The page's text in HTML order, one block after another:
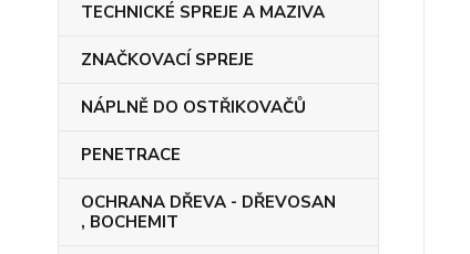
TECHNICKÉ SPREJE A MAZIVA
ZNAČKOVACÍ SPREJE
NÁPLNĚ DO OSTŘIKOVAČŮ
PENETRACE
OCHRANA DŘEVA - DŘEVOSAN
, BOCHEMIT